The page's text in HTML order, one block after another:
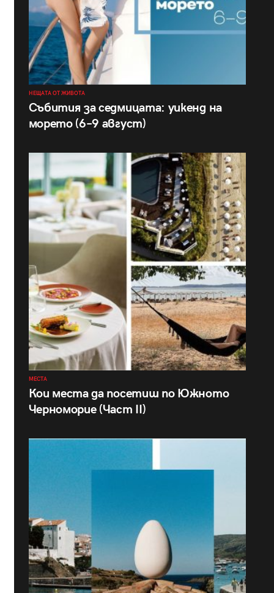
НЕЩАТА ОТ ЖИВОТА
Събития за седмицата: уикенд на
морето (6–9 август)
МЕСТА
Кои места да посетиш по Южното
Черноморие (Част II)